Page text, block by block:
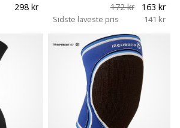
298 kr
172 kr
163 kr
Sidste laveste pris 141 kr